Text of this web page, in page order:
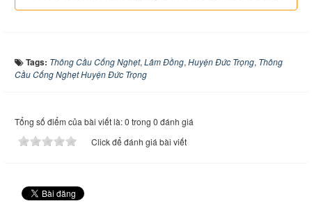
Tags: Thông Cầu Cống Nghẹt, Lâm Đồng, Huyện Đức Trọng, Thông
Cầu Cống Nghẹt Huyện Đức Trọng
Tổng số điểm của bài viết là: 0 trong 0 đánh giá
Click để đánh giá bài viết